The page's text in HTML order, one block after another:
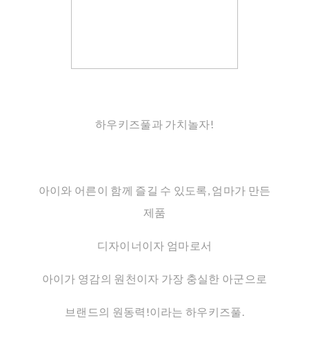
하우키즈풀과 가치놀자!
아이와 어른이 함께 즐길 수 있도록, 엄마가 만든
제품
디자이너이자 엄마로서
아이가 영감의 원천이자 가장 충실한 아군으로
브랜드의 원동력!이라는 하우키즈풀.